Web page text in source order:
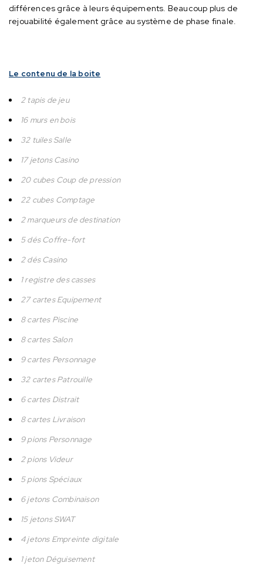
différences grâce à leurs équipements. Beaucoup plus de
rejouabilité également grâce au système de phase finale.
Le contenu de la boite
2 tapis de jeu
16 murs en bois
32 tuiles Salle
17 jetons Casino
20 cubes Coup de pression
22 cubes Comptage
2 marqueurs de destination
5 dés Coffre-fort
2 dés Casino
1 registre des casses
27 cartes Equipement
8 cartes Piscine
8 cartes Salon
9 cartes Personnage
32 cartes Patrouille
6 cartes Distrait
8 cartes Livraison
9 pions Personnage
2 pions Videur
5 pions Spéciaux
6 jetons Combinaison
15 jetons SWAT
4 jetons Empreinte digitale
1 jeton Déguisement